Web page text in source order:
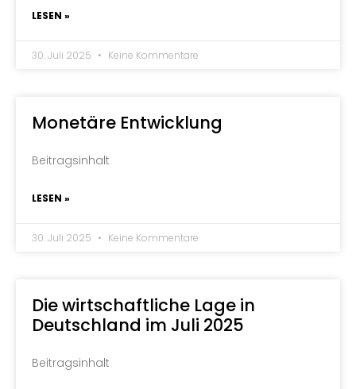
LESEN »
30. Juli 2025 Keine Kommentare
Monetäre Entwicklung
Beitragsinhalt
LESEN »
30. Juli 2025 Keine Kommentare
Die wirtschaftliche Lage in
Deutschland im Juli 2025
Beitragsinhalt